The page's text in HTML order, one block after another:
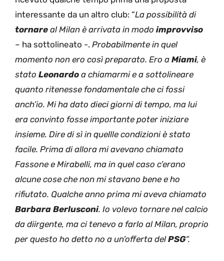
interessante da un altro club: “La possibilità di
tornare al Milan è arrivata in modo improvviso
– ha sottolineato -. Probabilmente in quel
momento non ero così preparato. Ero a Miami, è
stato Leonardo a chiamarmi e a sottolineare
quanto ritenesse fondamentale che ci fossi
anch’io. Mi ha dato dieci giorni di tempo, ma lui
era convinto fosse importante poter iniziare
insieme. Dire di sì in quellle condizioni è stato
facile. Prima di allora mi avevano chiamato
Fassone e Mirabelli, ma in quel caso c’erano
alcune cose che non mi stavano bene e ho
rifiutato. Qualche anno prima mi aveva chiamato
Barbara Berlusconi. Io volevo tornare nel calcio
da diirgente, ma ci tenevo a farlo al Milan, proprio
per questo ho detto no a un’offerta delPSG“.